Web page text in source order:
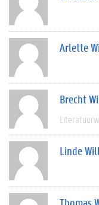
Arlette
Brecht
Linde